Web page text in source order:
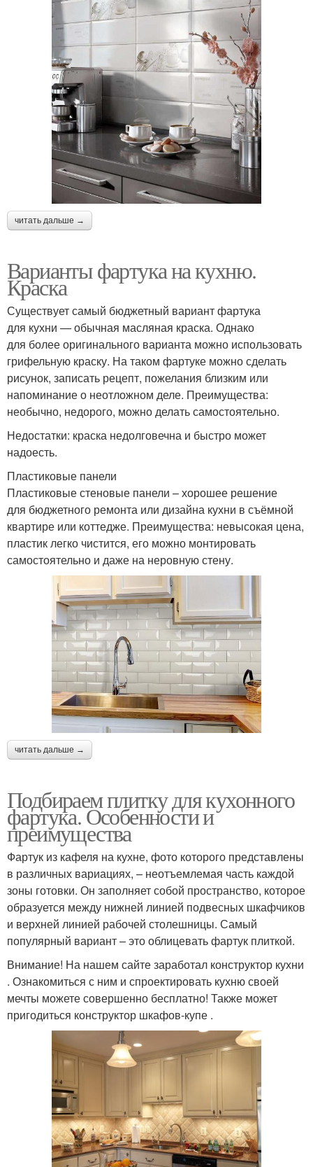
читать дальше →
Варианты фартука на кухню.
Краска
Существует самый бюджетный вариант фартука
для кухни — обычная масляная краска. Однако
для более оригинального варианта можно использовать
грифельную краску. На таком фартуке можно сделать
рисунок, записать рецепт, пожелания близким или
напоминание о неотложном деле. Преимущества:
необычно, недорого, можно делать самостоятельно.
Недостатки: краска недолговечна и быстро может
надоесть.
Пластиковые панели
Пластиковые стеновые панели – хорошее решение
для бюджетного ремонта или дизайна кухни в съёмной
квартире или коттедже. Преимущества: невысокая цена,
пластик легко чистится, его можно монтировать
самостоятельно и даже на неровную стену.
читать дальше →
Подбираем плитку для кухонного
фартука. Особенности и
преимущества
Фартук из кафеля на кухне, фото которого представлены
в различных вариациях, – неотъемлемая часть каждой
зоны готовки. Он заполняет собой пространство, которое
образуется между нижней линией подвесных шкафчиков
и верхней линией рабочей столешницы. Самый
популярный вариант – это облицевать фартук плиткой.
Внимание! На нашем сайте заработал конструктор кухни
. Ознакомиться с ним и спроектировать кухню своей
мечты можете совершенно бесплатно! Также может
пригодиться конструктор шкафов-купе .